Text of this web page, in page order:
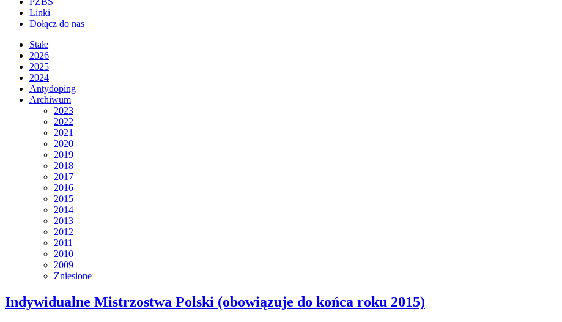
Linki
Dołącz do nas
Stałe
2026
2025
2024
Antydoping
Archiwum
2023
2022
2021
2020
2019
2018
2017
2016
2015
2014
2013
2012
2011
2010
2009
Zniesione
Indywidualne Mistrzostwa Polski (obowiązuje do końca roku 2015)